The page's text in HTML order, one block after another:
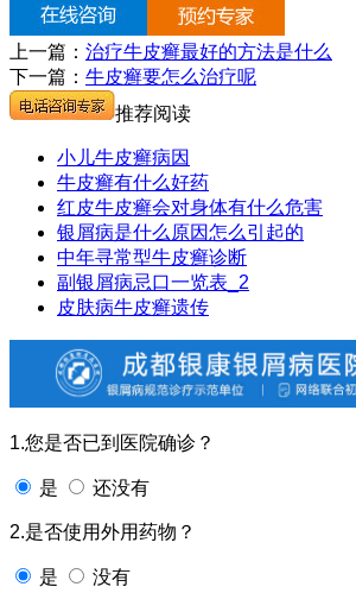
上一篇： 治疗牛皮癣最好的方法是什么
下一篇： 牛皮癣要怎么治疗呢
推荐阅读
小儿牛皮癣病因
牛皮癣有什么好药
红皮牛皮癣会对身体有什么危害
银屑病是什么原因怎么引起的
中年寻常型牛皮癣诊断
副银屑病忌口一览表_2
皮肤病牛皮癣遗传
1.您是否已到医院确诊？
是 还没有
2.是否使用外用药物？
是 没有